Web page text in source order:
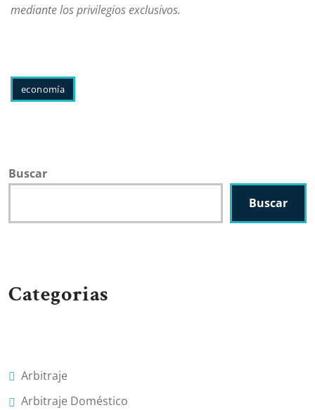
mediante los privilegios exclusivos.
economía
Buscar
Buscar
Categorias
Arbitraje
Arbitraje Doméstico